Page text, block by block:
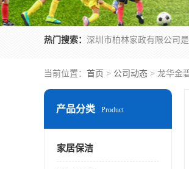
热门搜索：
当前位置： 首页 > 公司动态 > 龙华金
产品分类 Product
家居保洁